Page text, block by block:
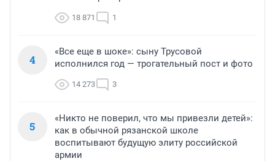
18 871 1
4
«Все еще в шоке»: сыну Трусовой
исполнился год — трогательный пост и фото
14 273 3
5
«Никто не поверил, что мы привезли детей»:
как в обычной рязанской школе
воспитывают будущую элиту российской
армии